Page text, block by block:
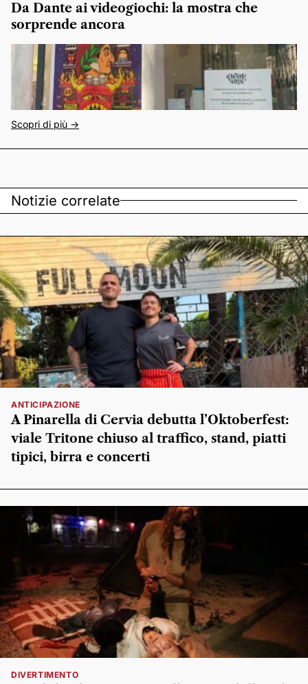
Da Dante ai videogiochi: la mostra che
sorprende ancora
Scopri di più ->
Notizie correlate
ANTICIPAZIONE
A Pinarella di Cervia debutta l’Oktoberfest:
viale Tritone chiuso al traffico, stand, piatti
tipici, birra e concerti
DIVERTIMENTO